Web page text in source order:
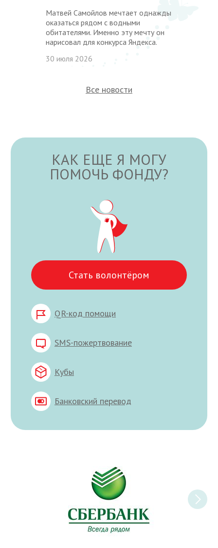
Матвей Самойлов мечтает однажды
оказаться рядом с водными
обитателями. Именно эту мечту он
нарисовал для конкурса Яндекса.
30 июля 2026
Все новости
КАК ЕЩЕ Я МОГУ
ПОМОЧЬ ФОНДУ?
Стать волонтёром
QR-код помощи
SMS-пожертвование
Кубы
Банковский перевод